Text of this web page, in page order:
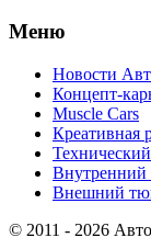
Меню
Новости
Концепт-
Muscle Cars
Креативная
Внешний
© 2011 - 2026